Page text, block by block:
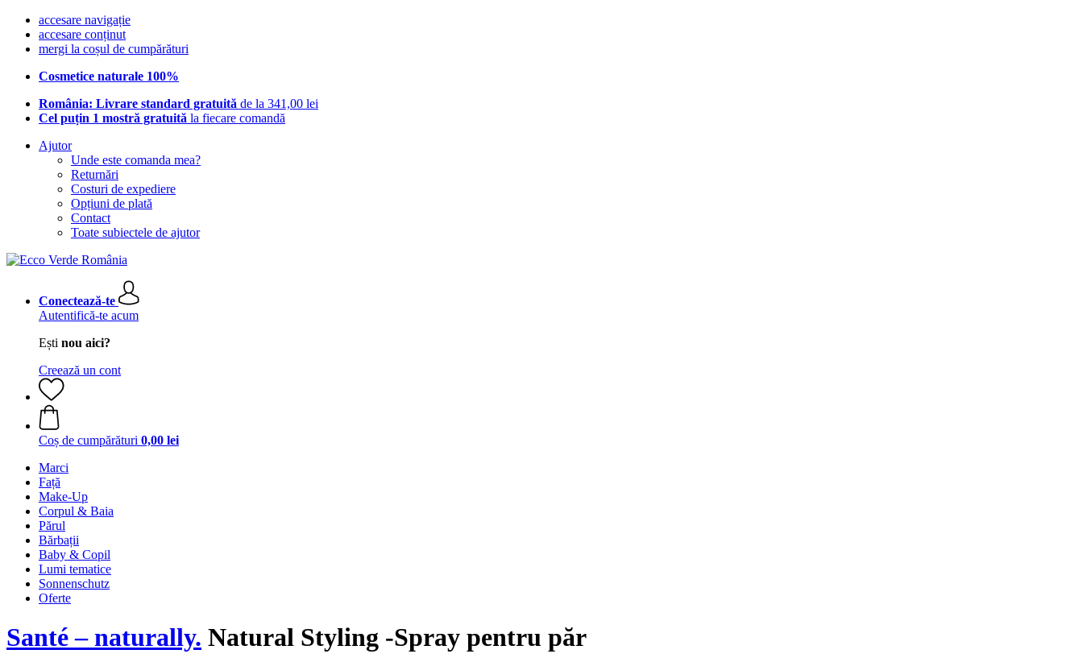
accesare navigație
accesare conținut
mergi la coșul de cumpărături
Cosmetice naturale 100%
România: Livrare standard gratuită de la 341,00 lei
Cel puțin 1 mostră gratuită la fiecare comandă
Ajutor
Unde este comanda mea?
Returnări
Costuri de expediere
Opțiuni de plată
Contact
Toate subiectele de ajutor
Conectează-te
Autentifică-te acum
Ești nou aici?
Creează un cont
Coș de cumpărături 0,00 lei
Marci
Față
Make-Up
Corpul & Baia
Părul
Bărbații
Baby & Copil
Lumi tematice
Sonnenschutz
Oferte
Santé – naturally. Natural Styling -Spray pentru păr